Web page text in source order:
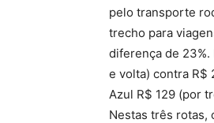
pelo transporte
trecho para
diferença de
e volta) contra R$
Azul R$ 129 (por
Nestas três rotas,